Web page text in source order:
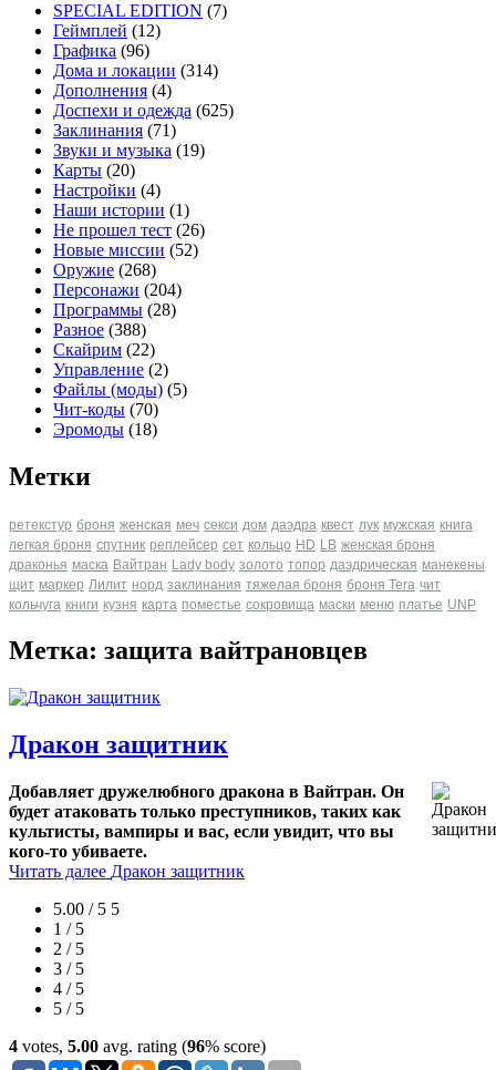
SPECIAL EDITION (7)
Геймплей (12)
Графика (96)
Дома и локации (314)
Дополнения (4)
Доспехи и одежда (625)
Заклинания (71)
Звуки и музыка (19)
Карты (20)
Настройки (4)
Наши истории (1)
Не прошел тест (26)
Новые миссии (52)
Оружие (268)
Персонажи (204)
Программы (28)
Разное (388)
Скайрим (22)
Управление (2)
Файлы (моды) (5)
Чит-коды (70)
Эромоды (18)
Метки
ретекстур броня женская меч секси дом даэдра квест лук мужская книга
легкая броня спутник реплейсер сет кольцо HD LB женская броня
драконья маска Вайтран Lady body золото топор даэдрическая манекены
щит маркер Лилит норд заклинания тяжелая броня броня Tera чит
кольчуга книги кузня карта поместье сокровища маски меню платье UNP
Метка: защита вайтрановцев
Дракон защитник
Добавляет дружелюбного дракона в Вайтран. Он
будет атаковать только преступников, таких как
культисты, вампиры и вас, если увидит, что вы
кого-то убиваете.
Читать далее Дракон защитник
5.00 / 5 5
1 / 5
2 / 5
3 / 5
4 / 5
5 / 5
4 votes, 5.00 avg. rating (96% score)